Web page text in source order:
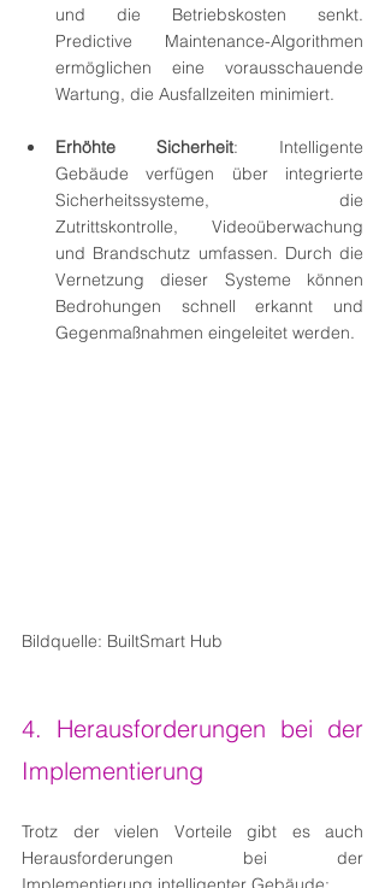
und die Betriebskosten senkt.
Predictive Maintenance-Algorithmen
ermöglichen eine vorausschauende
Wartung, die Ausfallzeiten minimiert.
Erhöhte Sicherheit: Intelligente
Gebäude verfügen über integrierte
Sicherheitssysteme, die
Zutrittskontrolle, Videoüberwachung
und Brandschutz umfassen. Durch die
Vernetzung dieser Systeme können
Bedrohungen schnell erkannt und
Gegenmaßnahmen eingeleitet werden.
Bildquelle: BuiltSmart Hub
4. Herausforderungen bei der
Implementierung
Trotz der vielen Vorteile gibt es auch
Herausforderungen bei der